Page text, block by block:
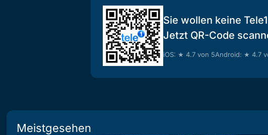
Sie wollen keine
Jetzt QR-Code
iOS: ★ 4.7 von 5Android: ★ 4.7
Meistgesehen